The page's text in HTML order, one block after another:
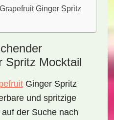
Ginger Spritz
Spritz Mocktail
Ginger Spritz
und spritzige
der Suche nach